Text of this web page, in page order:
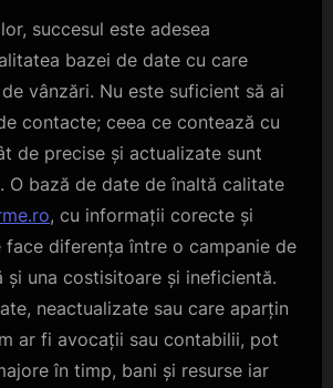
succesul este adesea
bazei de date cu care
vânzări. Nu este suficient să ai
contacte; ceea ce contează cu
de precise și actualizate sunt
O bază de date de înaltă calitate
, cu informații corecte și
face diferența între o campanie de
și una costisitoare și ineficientă.
neactualizate sau care aparțin
ar fi avocații sau contabilii, pot
în timp, bani și resurse iar